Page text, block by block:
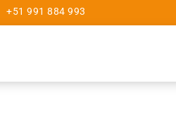
+51 991 884 993